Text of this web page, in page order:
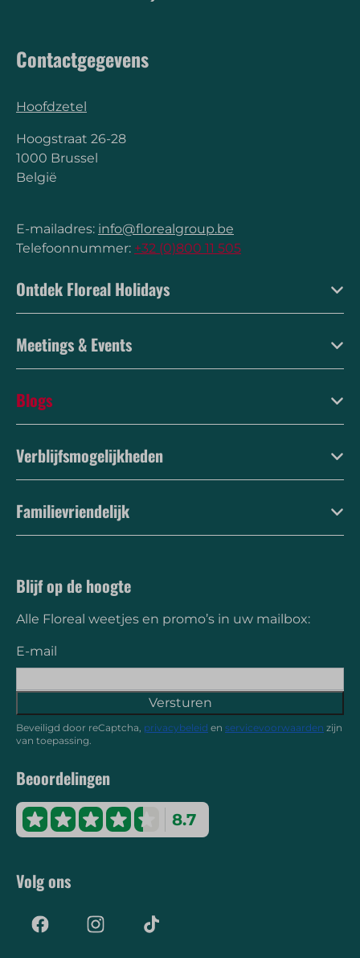
Contactgegevens
Hoofdzetel
Hoogstraat 26-28
1000 Brussel
België
E-mailadres: info@florealgroup.be
Telefoonnummer: +32 (0)800 11 505
Ontdek Floreal Holidays
Meetings & Events
Blogs
Verblijfsmogelijkheden
Familievriendelijk
Blijf op de hoogte
Alle Floreal weetjes en promo’s in uw mailbox:
E-mail
Versturen
Beveiligd door reCaptcha, privacybeleid en servicevoorwaarden zijn
van toepassing.
Beoordelingen
8.7
Volg ons